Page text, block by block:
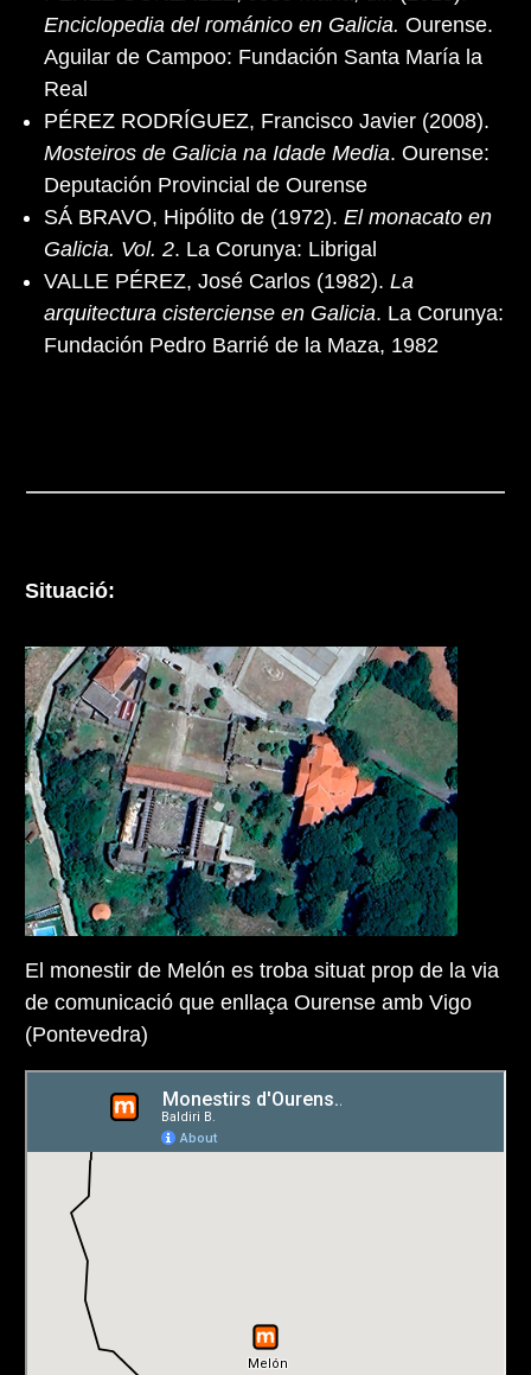
Enciclopedia del románico en Galicia. Ourense.
Aguilar de Campoo: Fundación Santa María la
Real
PÉREZ RODRÍGUEZ, Francisco Javier (2008).
Mosteiros de Galicia na Idade Media. Ourense:
Deputación Provincial de Ourense
SÁ BRAVO, Hipólito de (1972). El monacato en
Galicia. Vol. 2. La Corunya: Librigal
VALLE PÉREZ, José Carlos (1982). La
arquitectura cisterciense en Galicia. La Corunya:
Fundación Pedro Barrié de la Maza, 1982
Situació:
El monestir de Melón es troba situat prop de la via
de comunicació que enllaça Ourense amb Vigo
(Pontevedra)